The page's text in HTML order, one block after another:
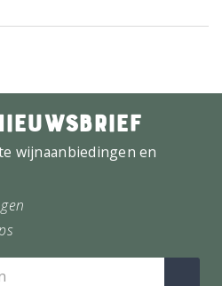
wijnaanbiedingen en